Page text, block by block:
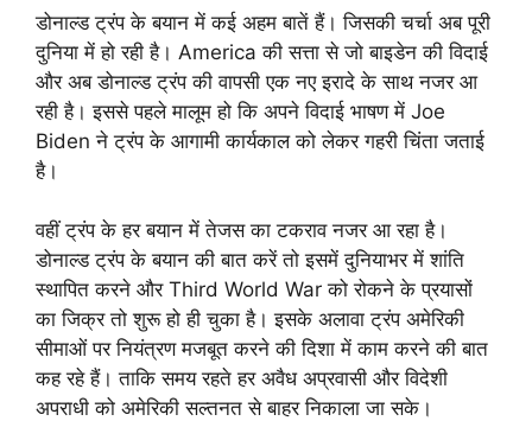
डोनाल्ड ट्रंप के बयान में कई अहम बातें हैं। जिसकी चर्चा अब पूरी
दुनिया में हो रही है। America की सत्ता से जो बाइडेन की विदाई
और अब डोनाल्ड ट्रंप की वापसी एक नए इरादे के साथ नजर आ
रही है। इससे पहले मालूम हो कि अपने विदाई भाषण में Joe
Biden ने ट्रंप के आगामी कार्यकाल को लेकर गहरी चिंता जताई
है।
वहीं ट्रंप के हर बयान में तेजस का टकराव नजर आ रहा है।
डोनाल्ड ट्रंप के बयान की बात करें तो इसमें दुनियाभर में शांति
स्थापित करने और Third World War को रोकने के प्रयासों
का जिक्र तो शुरू हो ही चुका है। इसके अलावा ट्रंप अमेरिकी
सीमाओं पर नियंत्रण मजबूत करने की दिशा में काम करने की बात
कह रहे हैं। ताकि समय रहते हर अवैध अप्रवासी और विदेशी
अपराधी को अमेरिकी सल्तनत से बाहर निकाला जा सके।